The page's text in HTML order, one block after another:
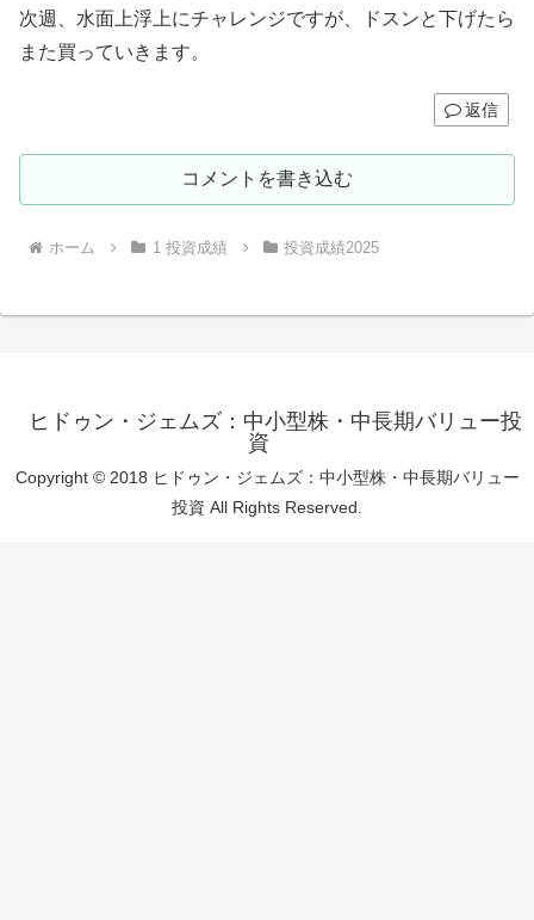
次週、水面上浮上にチャレンジですが、ドスンと下げたら
また買っていきます。
返信
コメントを書き込む
ホーム 1 投資成績 投資成績2025
ヒドゥン・ジェムズ：中小型株・中長期バリュー投
資
Copyright © 2018 ヒドゥン・ジェムズ：中小型株・中長期バリュー
投資 All Rights Reserved.